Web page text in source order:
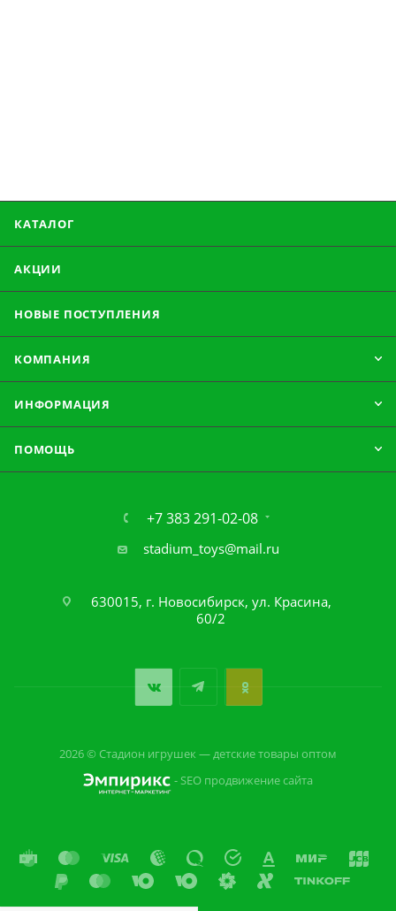
КАТАЛОГ
АКЦИИ
НОВЫЕ ПОСТУПЛЕНИЯ
КОМПАНИЯ
ИНФОРМАЦИЯ
ПОМОЩЬ
+7 383 291-02-08
stadium_toys@mail.ru
630015, г. Новосибирск, ул. Красина,
60/2
2026 © Стадион игрушек — детские товары оптом
- SEO продвижение сайта